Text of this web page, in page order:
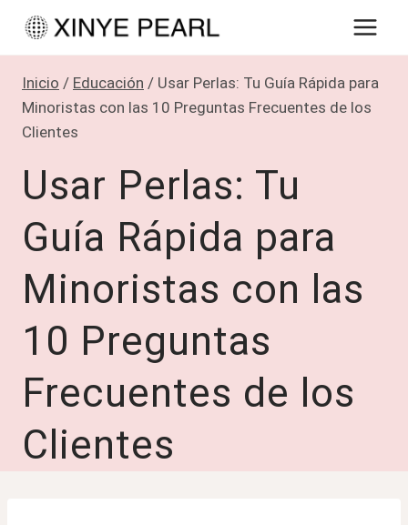
Saltar
contenido
Inicio / Educación / Usar Perlas: Tu Guía Rápida para
Minoristas con las 10 Preguntas Frecuentes de los
Clientes
Usar Perlas: Tu
Guía Rápida para
Minoristas con las
10 Preguntas
Frecuentes de los
Clientes